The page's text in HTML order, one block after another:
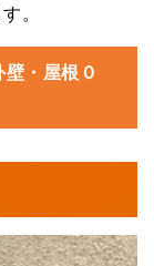
。
壁・屋根０